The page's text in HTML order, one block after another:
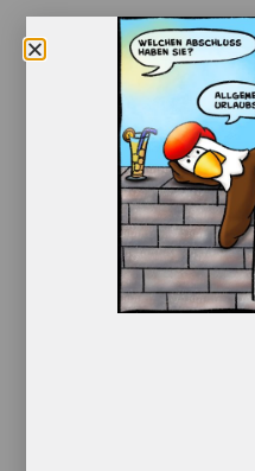
Eine echt extreme
8,50
Enthält 7% red. MwSt.
Versand
Variables Lauterzählbuch
In den Warenkorb